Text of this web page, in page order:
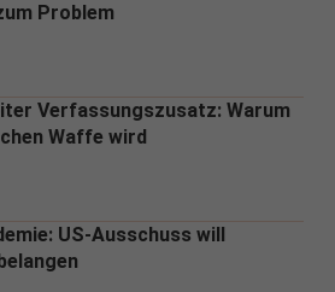
Problem
Verfassungszusatz: Warum
Waffe wird
US-Ausschuss will